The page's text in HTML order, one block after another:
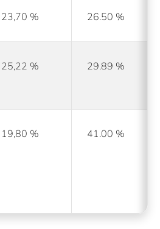
23,70 % 26.50 %
25,22 % 29.89 %
19,80 % 41.00 %